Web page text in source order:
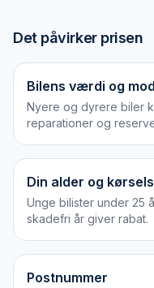
Det påvirker prisen
Bilens værdi og
Nyere og dyrere biler
reparationer og
Din alder og
Unge bilister under 25
skadefri år giver rabat.
Postnummer